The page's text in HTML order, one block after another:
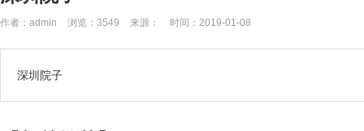
作者：admin 浏览：3549 来源： 时间：2019-01-08
深圳院子